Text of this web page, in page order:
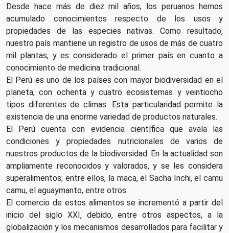
Desde hace más de diez mil años, los peruanos hemos
acumulado conocimientos respecto de los usos y
propiedades de las especies nativas. Como resultado,
nuestro país mantiene un registro de usos de más de cuatro
mil plantas, y es considerado el primer país en cuanto a
conocimiento de medicina tradicional.
El Perú es uno de los países con mayor biodiversidad en el
planeta, con ochenta y cuatro ecosistemas y veintiocho
tipos diferentes de climas. Esta particularidad permite la
existencia de una enorme variedad de productos naturales.
El Perú cuenta con evidencia científica que avala las
condiciones y propiedades nutricionales de varios de
nuestros productos de la biodiversidad. En la actualidad son
ampliamente reconocidos y valorados, y se les considera
superalimentos; entre ellos, la maca, el Sacha Inchi, el camu
camu, el aguaymanto, entre otros.
El comercio de estos alimentos se incrementó a partir del
inicio del siglo XXI, debido, entre otros aspectos, a la
globalización y los mecanismos desarrollados para facilitar y